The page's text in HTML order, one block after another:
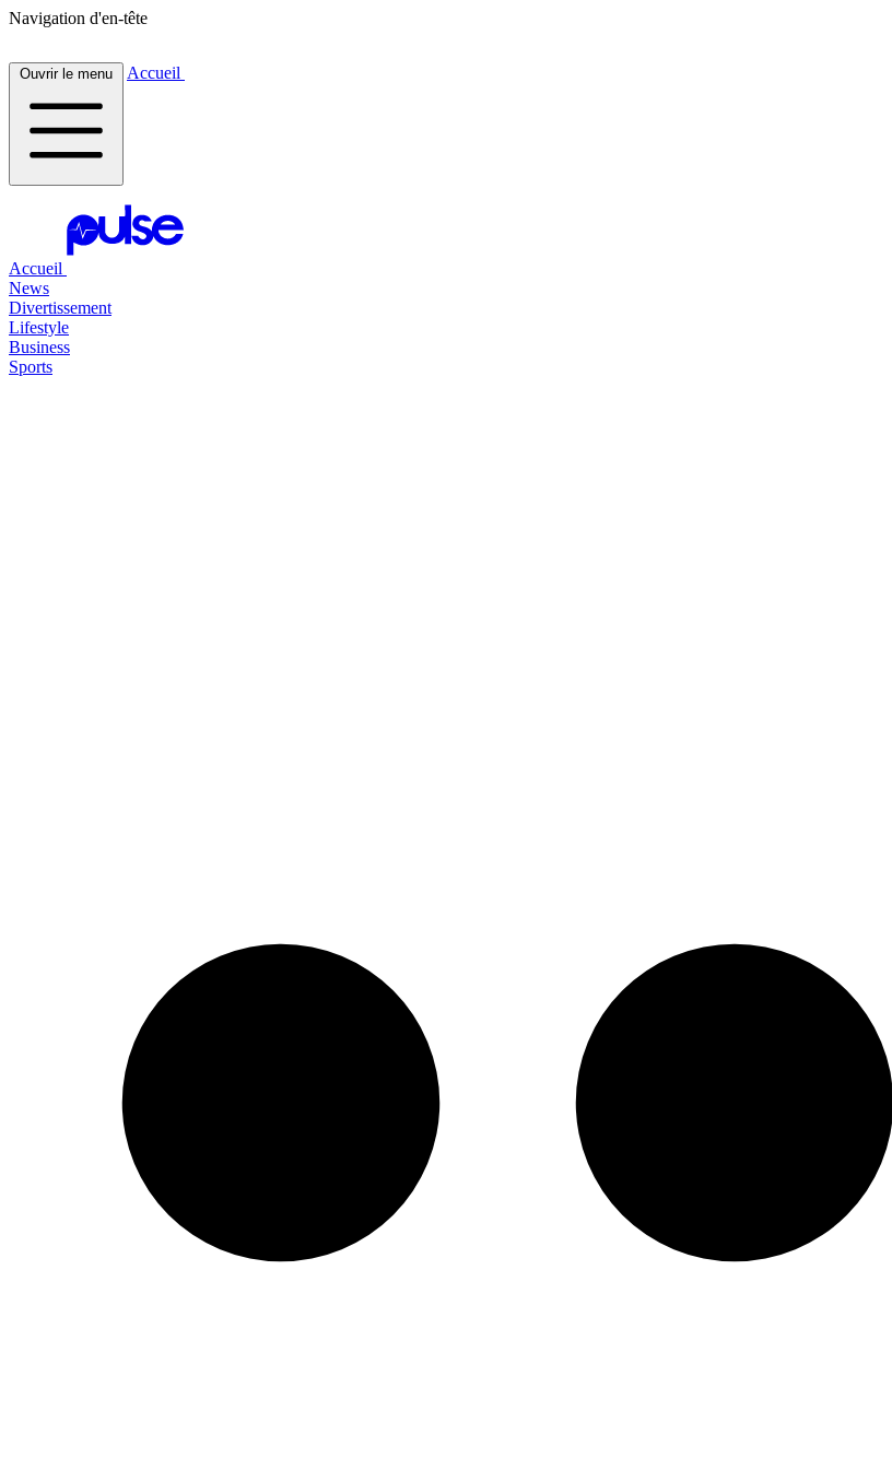
Navigation d'en-tête
Ouvrir le menu Accueil
Accueil
News
Divertissement
Lifestyle
Business
Sports